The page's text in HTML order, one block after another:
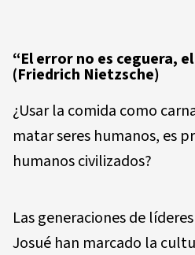
“El error no es ceguera,
(Friedrich Nietzsche)
¿Usar la comida como
matar seres humanos, es
humanos civilizados?
Las generaciones de
Josué han marcado la